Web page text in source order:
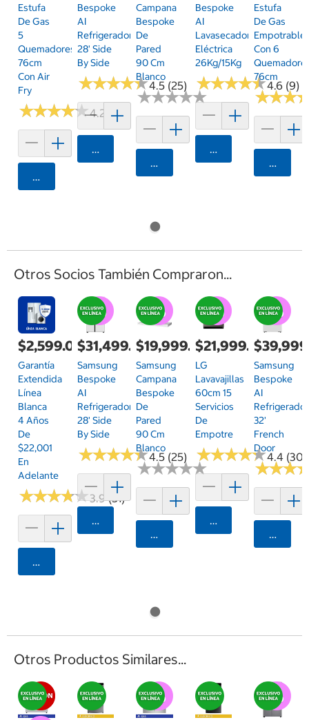
Estufa
De Gas
5
Quemadores
76cm
Con Air
Fry
★★★★★
★★★★★4.2 (48)
Agregar
Bespoke
AI
Refrigerador
28' Side
By Side
★★★★★
★★★★★4.5 (25)
Agregar
Campana
Bespoke
De
Pared
90 Cm
Blanco
★★★★★
★★★★★
Agregar
Bespoke
AI
Lavasecadora
Eléctrica
26Kg/15Kg
★★★★★
★★★★★4.6 (9)
Agregar
Estufa
De Gas
Empotrable
Con 6
76cm
★★★
★★★
Otros Socios También Compraron...
$2,599.00
Garantía
Extendida
Línea
Blanca
4 Años
De
$22,001
En
Adelante
★★★★★
★★★★★3.9 (51)
Agregar
$31,499.00
Samsung
Bespoke
AI
Refrigerador
28' Side
By Side
★★★★★
★★★★★4.5 (25)
Agregar
$19,999.00
Samsung
Campana
Bespoke
De
Pared
90 Cm
Blanco
★★★★★
★★★★★
Agregar
$21,999.00
LG
Lavavajillas
60cm 15
Servicios
De
Empotre
★★★★★
★★★★★4.4 (30)
Agregar
Samsung
Bespoke
AI
Refrigerador
32'
French
Door
★★★
★★★
Otros Productos Similares...